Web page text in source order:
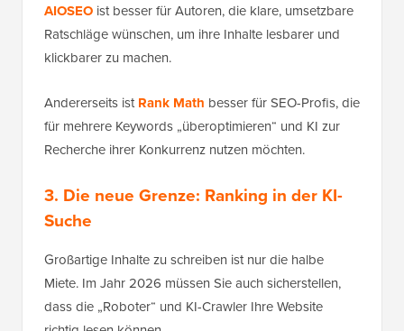
AIOSEO ist besser für Autoren, die klare, umsetzbare
Ratschläge wünschen, um ihre Inhalte lesbarer und
klickbarer zu machen.
Andererseits istRank Math besser für SEO-Profis, die
für mehrere Keywords „überoptimieren“ und KI zur
Recherche ihrer Konkurrenz nutzen möchten.
3. Die neue Grenze: Ranking in der KI-
Suche
Großartige Inhalte zu schreiben ist nur die halbe
Miete. Im Jahr 2026 müssen Sie auch sicherstellen,
dass die „Roboter“ und KI-Crawler Ihre Website